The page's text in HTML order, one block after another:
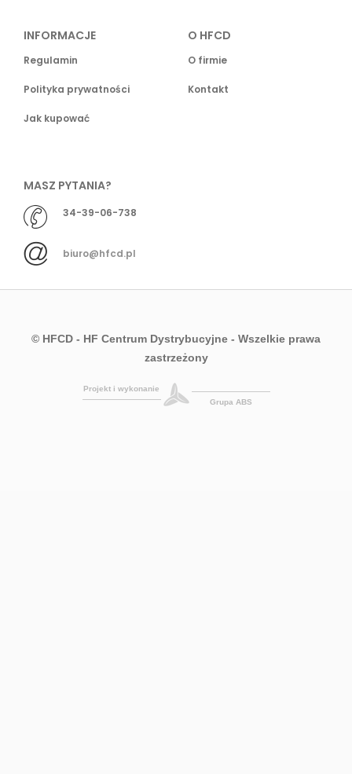
INFORMACJE
Regulamin
Polityka prywatności
Jak kupować
O HFCD
O firmie
Kontakt
MASZ PYTANIA?
34-39-06-738
biuro@hfcd.pl
© HFCD - HF Centrum Dystrybucyjne - Wszelkie prawa
zastrzeżony
Projekt i wykonanie
Grupa ABS